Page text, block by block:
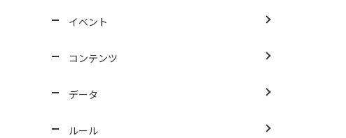
イベント
コンテンツ
データ
ルール